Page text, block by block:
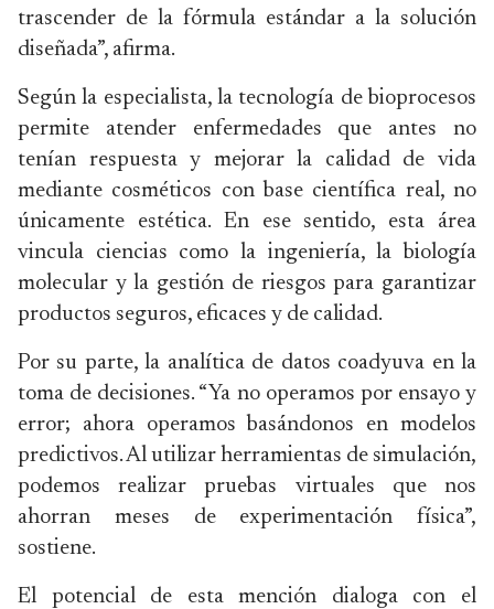
trascender de la fórmula estándar a la solución
diseñada”, afirma.
Según la especialista, la tecnología de bioprocesos
permite atender enfermedades que antes no
tenían respuesta y mejorar la calidad de vida
mediante cosméticos con base científica real, no
únicamente estética. En ese sentido, esta área
vincula ciencias como la ingeniería, la biología
molecular y la gestión de riesgos para garantizar
productos seguros, eficaces y de calidad.
Por su parte, la analítica de datos coadyuva en la
toma de decisiones. “Ya no operamos por ensayo y
error; ahora operamos basándonos en modelos
predictivos. Al utilizar herramientas de simulación,
podemos realizar pruebas virtuales que nos
ahorran meses de experimentación física”,
sostiene.
El potencial de esta mención dialoga con el